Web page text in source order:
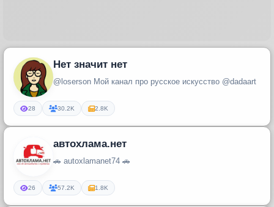
Нет значит нет
@loserson Мой канал про русское искусство @dadaart
28 30.2K 2.8K
автохлама.нет
🚗 autoxlamanet74 🚗
26 57.2K 1.8K